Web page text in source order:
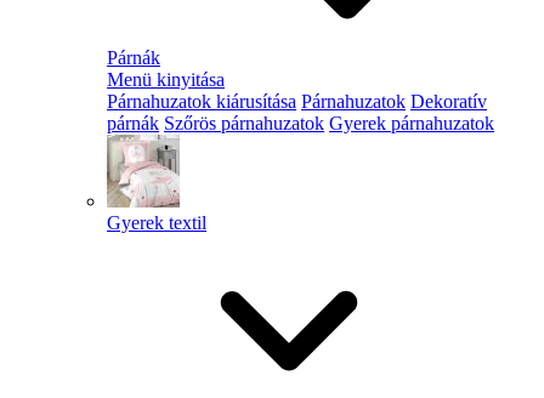
Párnák
Menü kinyitása
Párnahuzatok kiárusítása Párnahuzatok Dekoratív
párnák Szőrös párnahuzatok Gyerek párnahuzatok
Gyerek textil